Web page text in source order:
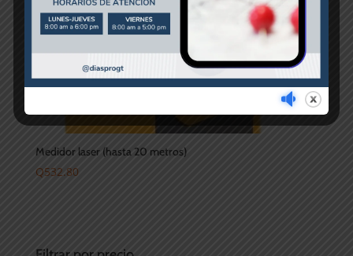
Medidor laser (hasta 20 metros)
Q532.80